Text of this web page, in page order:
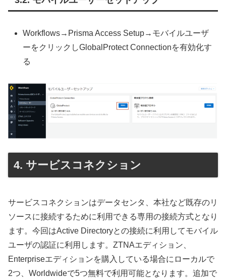
Workflows→Prisma Access Setup→モバイルユーザ
ーをクリックしGlobalProtect Connectionを有効化す
る
サービスコネクション
サービスコネクションはデータセンタ、本社など既存のリ
ソースに接続するために利用できる専用の接続方式となり
ます。今回はActive Directoryとの接続に利用してモバイル
ユーザの認証に利用します。ZTNAエディション、
Enterpriseエディションを購入している場合にローカルで
2つ、Worldwideで5つ無料で利用可能となります。追加で